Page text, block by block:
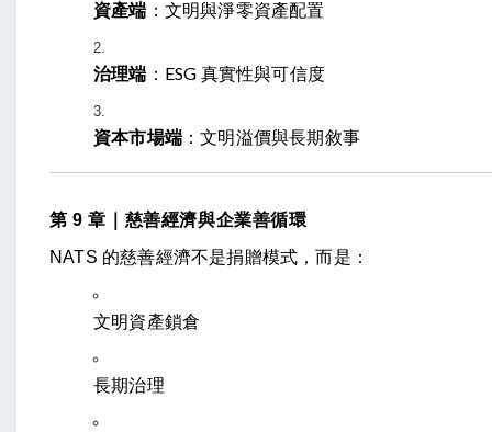
資產端 ：文明與淨零資產配置
治理端 ：ESG 真實性與可信度
資本市場端 ：文明溢價與長期敘事
第 9 章｜慈善經濟與企業善循環
NATS 的慈善經濟不是捐贈模式，而是：
文明資產鎖倉
長期治理